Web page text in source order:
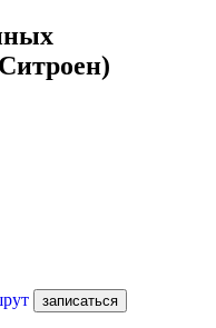
записаться